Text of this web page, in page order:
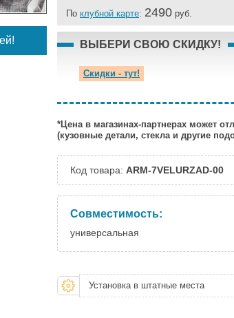
По клубной карте: 2490 руб.
ВЫБЕРИ СВОЮ СКИДКУ!
Скидки - тут!
*Цена в магазинах-партнерах может
(кузовные детали, стекла и другие
Код товара: ARM-7VELURZAD-00
Совместимость:
универсальная
Установка в штатные места